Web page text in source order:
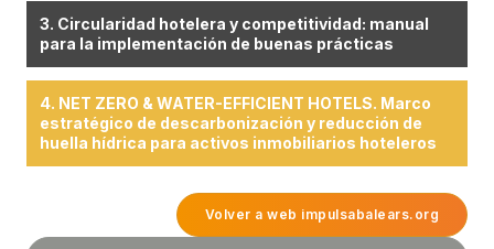
ÁREA CLIENTE
3. Circularidad hotelera y competitividad: manual
para la implementación de buenas prácticas
4. NET ZERO & WATER-EFFICIENT HOTELS. Marco
estratégico de descarbonización y reducción de
huella hídrica para activos inmobiliarios hoteleros
Volver a web impulsabalears.org